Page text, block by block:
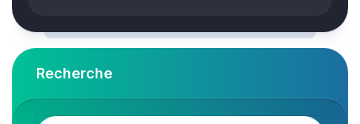
Recherche